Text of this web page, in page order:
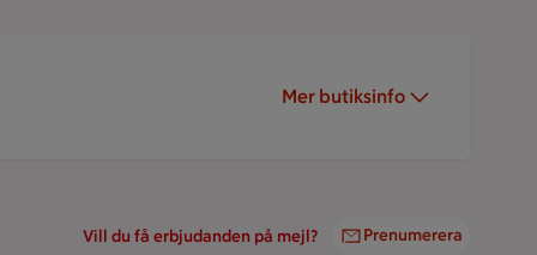
Mer butiksinfo
Vill du få erbjudanden på mejl? Prenumerera